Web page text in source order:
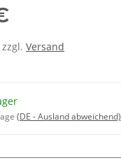
Versand
(DE - Ausland abweichend)